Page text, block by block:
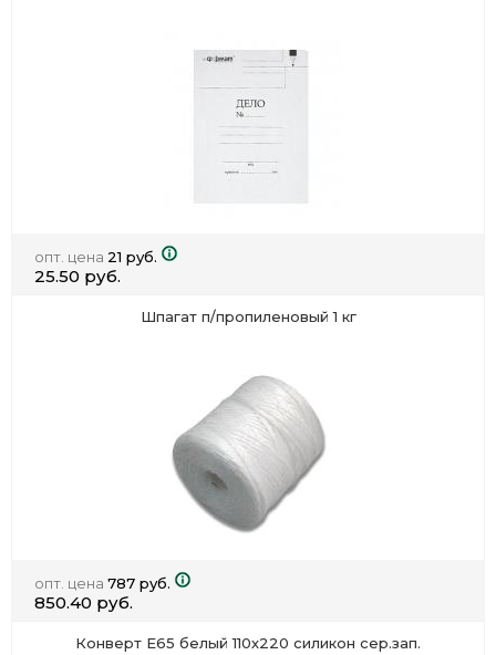
опт. цена 21 руб.
25.50 руб.
Шпагат п/пропиленовый 1 кг
опт. цена 787 руб.
850.40 руб.
Конверт Е65 белый 110х220 силикон сер.зап.